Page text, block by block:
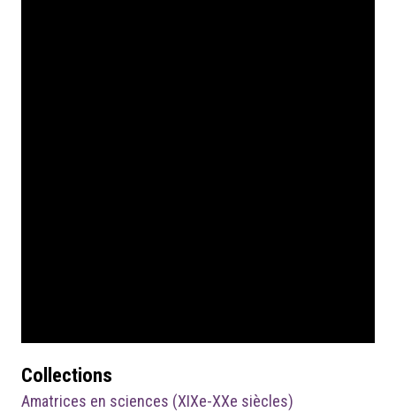
Collections
Amatrices en sciences (XIXe-XXe siècles)